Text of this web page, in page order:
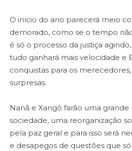
O início do ano parecerá meio
demorado, como se o tempo não
é só o processo da justiça
tudo ganhará mais velocidade e
conquistas para os
surpresas.
Nanã e Xangô farão uma grande
sociedade, uma reorganização
pela paz geral e para isso será
e desapegos de questões que